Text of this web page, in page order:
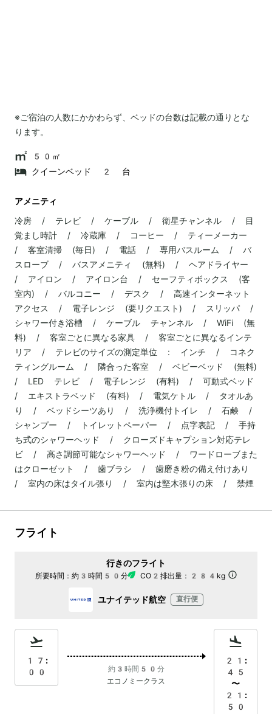
※ご宿泊の人数にかかわらず、ベッドの台数は記載の通りとな
ります。
50㎡
クイーンベッド 2 台
アメニティ
冷房 / テレビ / ケーブル / 衛星チャンネル / 目
覚まし時計 / 冷蔵庫 / コーヒー / ティーメーカー
/ 客室清掃 (毎日) / 電話 / 専用バスルーム / バ
スローブ / バスアメニティ (無料) / ヘアドライヤー
/ アイロン / アイロン台 / セーフティボックス (客
室内) / バルコニー / デスク / 高速インターネット
アクセス / 電子レンジ (要リクエスト) / スリッパ /
シャワー付き浴槽 / ケーブル チャンネル / WiFi (無
料) / 客室ごとに異なる家具 / 客室ごとに異なるインテ
リア / テレビのサイズの測定単位 : インチ / コネク
ティングルーム / 隣合った客室 / ベビーベッド (無料)
/ LED テレビ / 電子レンジ (有料) / 可動式ベッド
/ エキストラベッド (有料) / 電気ケトル / タオルあ
り / ベッドシーツあり / 洗浄機付トイレ / 石鹸 /
シャンプー / トイレットペーパー / 点字表記 / 手持
ち式のシャワーヘッド / クローズドキャプション対応テレ
ビ / 高さ調節可能なシャワーヘッド / ワードローブまた
はクローゼット / 歯ブラシ / 歯磨き粉の備え付けあり
/ 室内の床はタイル張り / 室内は堅木張りの床 / 禁煙
フライト
行きのフライト
所要時間： 約3時間50分 CO2排出量： 284kg
ユナイテッド航空 直行便
17:
00
約3時間50分
エコノミークラス
21:
45
〜
21:
50